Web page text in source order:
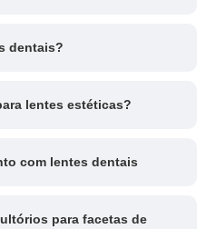
dentais?
lentes estéticas?
com lentes dentais
para facetas de